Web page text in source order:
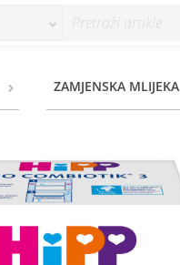
ZAMJENSKA MLIJEKA